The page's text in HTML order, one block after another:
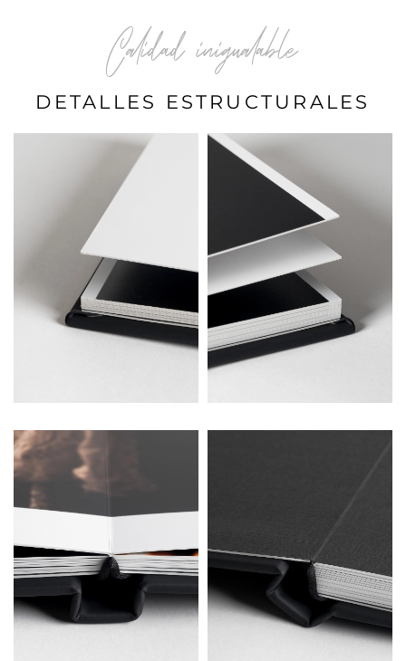
Calidad inigualable
DETALLES ESTRUCTURALES